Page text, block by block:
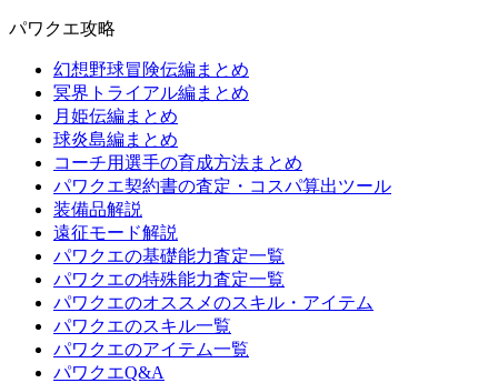
パワクエ攻略
幻想野球冒険伝編まとめ
冥界トライアル編まとめ
月姫伝編まとめ
球炎島編まとめ
コーチ用選手の育成方法まとめ
パワクエ契約書の査定・コスパ算出ツール
装備品解説
遠征モード解説
パワクエの基礎能力査定一覧
パワクエの特殊能力査定一覧
パワクエのオススメのスキル・アイテム
パワクエのスキル一覧
パワクエのアイテム一覧
パワクエQ&A